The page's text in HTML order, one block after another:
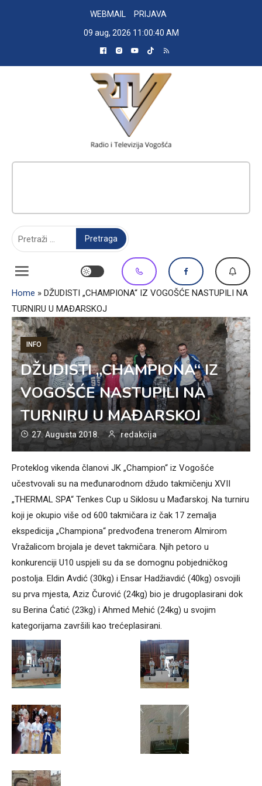
WEBMAIL
PRIJAVA
09 aug, 2026 11:00:41 AM
Home » DŽUDISTI „CHAMPIONA“ IZ VOGOŠĆE NASTUPILI NA
TURNIRU U MAĐARSKOJ
INFO
DŽUDISTI „CHAMPIONA“ IZ
VOGOŠĆE NASTUPILI NA
TURNIRU U MAĐARSKOJ
27. Augusta 2018. redakcija
Proteklog vikenda članovi JK „Champion“ iz Vogošće
učestvovali su na međunarodnom džudo takmičenju XVII
„THERMAL SPA“ Tenkes Cup u Siklosu u Mađarskoj. Na turniru
koji je okupio više od 600 takmičara iz čak 17 zemalja
ekspedicija „Championa“ predvođena trenerom Almirom
Vražalicom brojala je devet takmičara. Njih petoro u
konkurenciji U10 uspjeli su da se domognu pobjedničkog
postolja. Eldin Avdić (30kg) i Ensar Hadžiavdić (40kg) osvojili
su prva mjesta, Aziz Čurović (24kg) bio je drugoplasirani dok
su Berina Ćatić (23kg) i Ahmed Mehić (24kg) u svojim
kategorijama završili kao trećeplasirani.